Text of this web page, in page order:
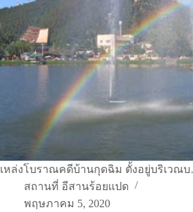
หล่งโบราณคดีบ้านกุดฉิม ตั้งอยู่บริเวณ
สถานที่ อีสานร้อยแปด
พฤษภาคม 5, 2020